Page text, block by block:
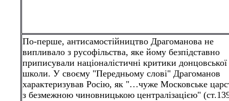
По-перше, антисамостійництво Драгоманова не
випливало з русофільства, яке йому безпідставно
приписували націоналістичні критики донцовської
школи. У своєму "Передньому слові" Драгоманов
характеризував Росію, як "…чуже Московське
з безмежною чиновницькою централізацією"